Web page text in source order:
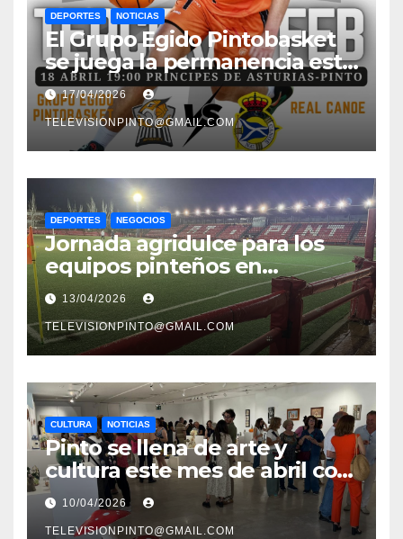
DEPORTES NOTICIAS
El Grupo Egido Pintobasket
se juega la permanencia este
sábado en el Príncipes de
Asturias
17/04/2026
TELEVISIONPINTO@GMAIL.COM
DEPORTES NEGOCIOS
Jornada agridulce para los
equipos pinteños en
Preferente con el liderato del
Atlético de Pinto bajo
amenaza
13/04/2026
TELEVISIONPINTO@GMAIL.COM
CULTURA NOTICIAS
Pinto se llena de arte y
cultura este mes de abril con
una variada programación de
exposiciones y espectáculos
10/04/2026
TELEVISIONPINTO@GMAIL.COM